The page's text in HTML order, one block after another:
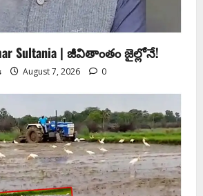
Sultania | జీవితాంతం జైల్లోనే!
August 7, 2026 0